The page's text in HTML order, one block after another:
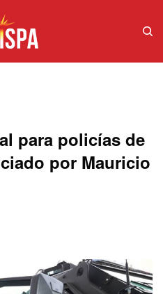
para policías de
por Mauricio